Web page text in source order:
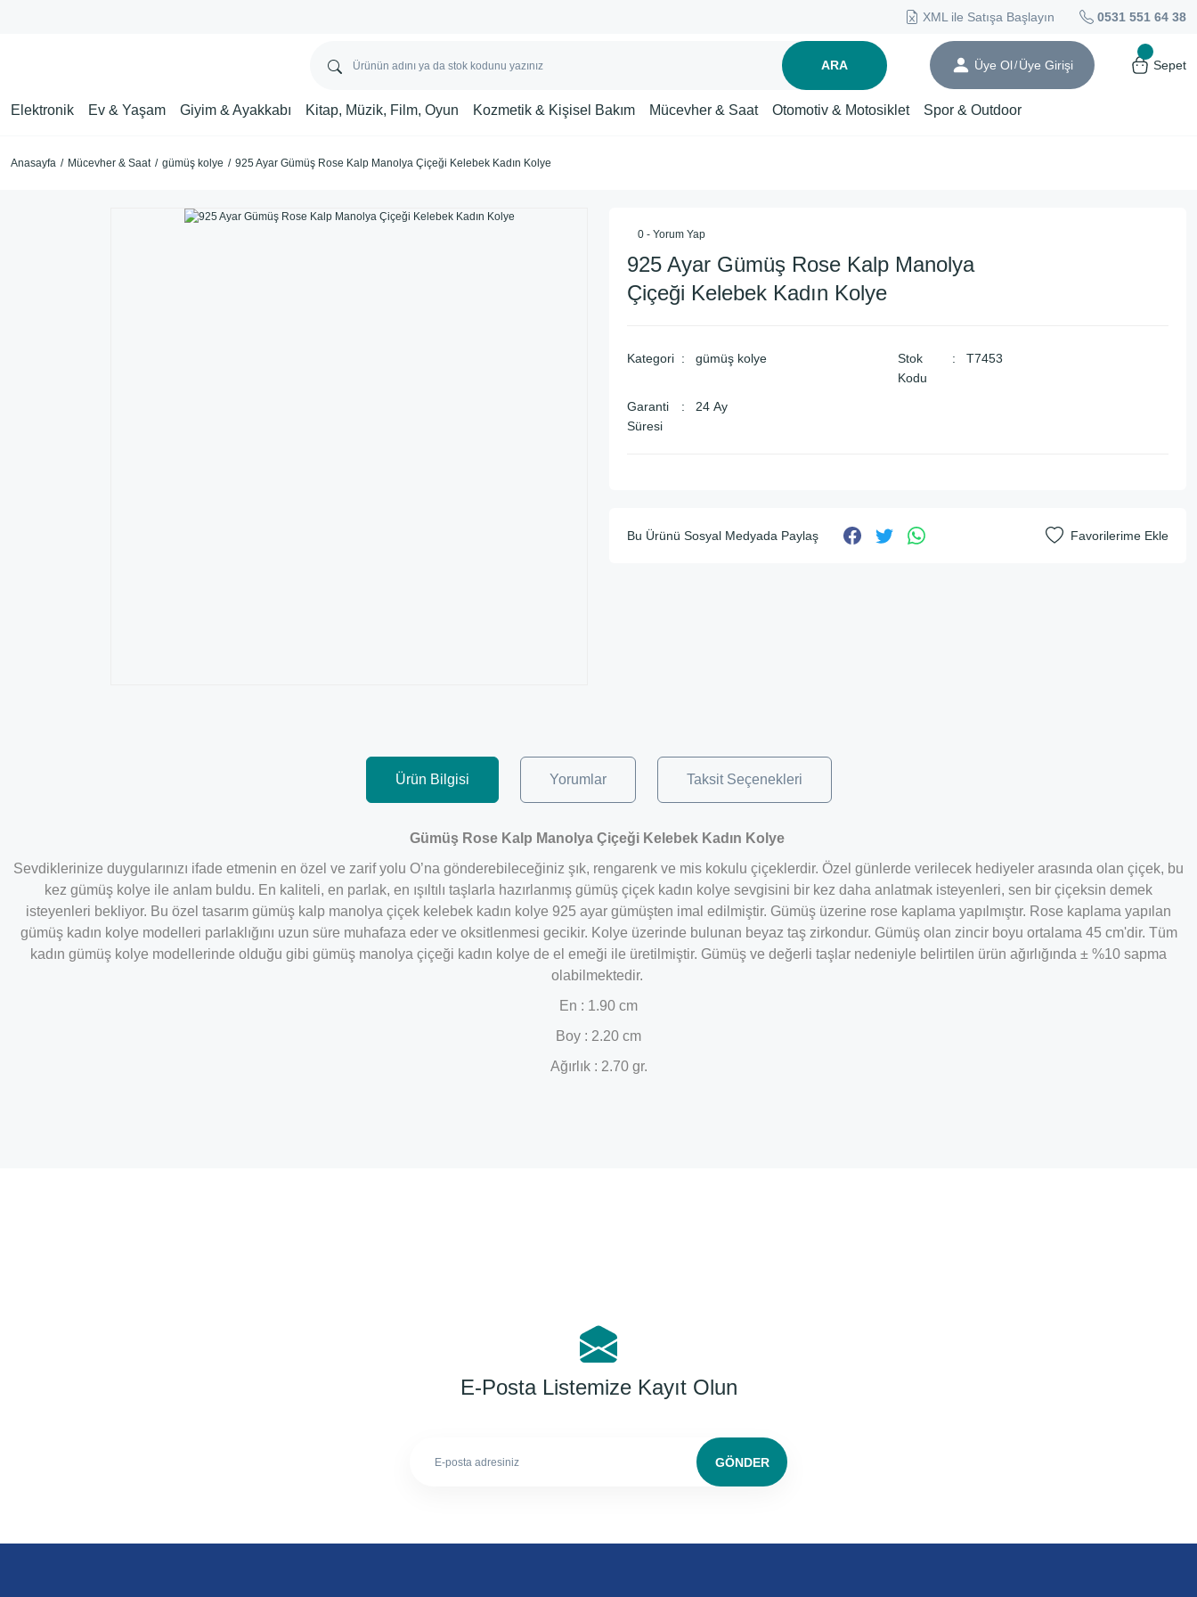
XML ile Satışa Başlayın 0531 551 64 38
ARA Üye Ol/ Üye Girişi Sepet
Elektronik Ev & Yaşam Giyim & Ayakkabı Kitap, Müzik, Film, Oyun Kozmetik & Kişisel Bakım Mücevher & Saat Otomotiv & Motosiklet Spor & Outdoor
Anasayfa Mücevher & Saat gümüş kolye 925 Ayar Gümüş Rose Kalp Manolya Çiçeği Kelebek Kadın Kolye
0 - Yorum Yap
925 Ayar Gümüş Rose Kalp Manolya
Çiçeği Kelebek Kadın Kolye
Kategori gümüş kolye
Stok
Kodu
T7453
Garanti
Süresi
24 Ay
Bu Ürünü Sosyal Medyada Paylaş
Ürün Bilgisi Yorumlar Taksit Seçenekleri
Gümüş Rose Kalp Manolya Çiçeği Kelebek Kadın Kolye
Sevdiklerinize duygularınızı ifade etmenin en özel ve zarif yolu O’na gönderebileceğiniz şık, rengarenk ve mis kokulu çiçeklerdir. Özel günlerde verilecek hediyeler arasında olan çiçek, bu
kez gümüş kolye ile anlam buldu. En kaliteli, en parlak, en ışıltılı taşlarla hazırlanmış gümüş çiçek kadın kolye sevgisini bir kez daha anlatmak isteyenleri, sen bir çiçeksin demek
isteyenleri bekliyor. Bu özel tasarım gümüş kalp manolya çiçek kelebek kadın kolye 925 ayar gümüşten imal edilmiştir. Gümüş üzerine rose kaplama yapılmıştır. Rose kaplama yapılan
gümüş kadın kolye modelleri parlaklığını uzun süre muhafaza eder ve oksitlenmesi gecikir. Kolye üzerinde bulunan beyaz taş zirkondur. Gümüş olan zincir boyu ortalama 45 cm'dir. Tüm
kadın gümüş kolye modellerinde olduğu gibi gümüş manolya çiçeği kadın kolye de el emeği ile üretilmiştir. Gümüş ve değerli taşlar nedeniyle belirtilen ürün ağırlığında ± %10 sapma
olabilmektedir.
En : 1.90 cm
Boy : 2.20 cm
Ağırlık : 2.70 gr.
E-Posta Listemize Kayıt Olun
GÖNDER